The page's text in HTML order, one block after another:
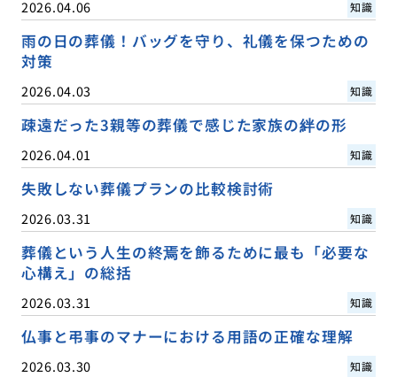
2026.04.06 知識
雨の日の葬儀！バッグを守り、礼儀を保つための
対策
2026.04.03 知識
疎遠だった3親等の葬儀で感じた家族の絆の形
2026.04.01 知識
失敗しない葬儀プランの比較検討術
2026.03.31 知識
葬儀という人生の終焉を飾るために最も「必要な
心構え」の総括
2026.03.31 知識
仏事と弔事のマナーにおける用語の正確な理解
2026.03.30 知識